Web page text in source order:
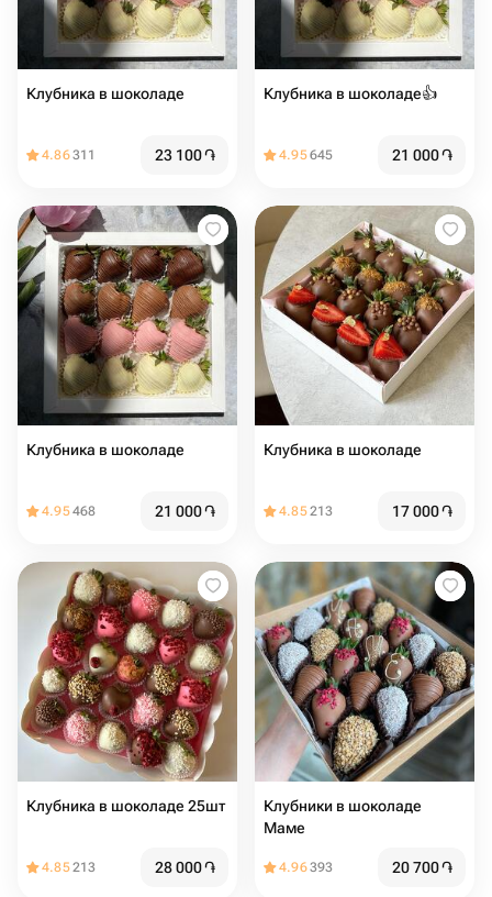
Клубника в шоколаде
4.86311 23 100֏
Клубника в шоколаде👍
4.95645 21 000֏
Клубника в шоколаде️
4.95468 21 000֏
Клубника в шоколаде
4.85213 17 000֏
Клубника в шоколаде 25шт
4.85213 28 000֏
Клубники в шоколаде
Маме
4.96393 20 700֏